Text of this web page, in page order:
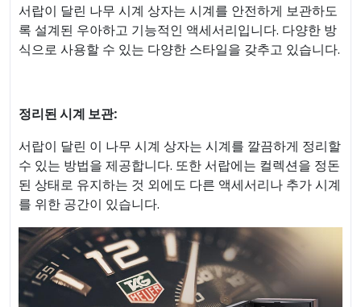
서랍이 달린 나무 시계 상자는 시계를 안전하게 보관하도
록 설계된 우아하고 기능적인 액세서리입니다. 다양한 방
식으로 사용할 수 있는 다양한 스타일을 갖추고 있습니다.
정리된 시계 보관:
서랍이 달린 이 나무 시계 상자는 시계를 깔끔하게 정리할
수 있는 방법을 제공합니다. 또한 서랍에는 컬렉션을 정돈
된 상태로 유지하는 것 외에도 다른 액세서리나 추가 시계
를 위한 공간이 있습니다.